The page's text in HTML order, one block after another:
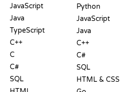
JavaScript
Java
TypeScript
C++
C
C#
SQL
Python
JavaScript
Java
C++
C#
SQL
HTML & CSS